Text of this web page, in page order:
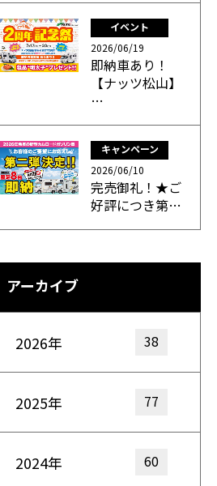
イベント
2026/06/19
即納車あり！
【ナッツ松山】
…
キャンペーン
2026/06/10
完売御礼！★ご
好評につき第…
アーカイブ
2026年 38
2025年 77
2024年 60